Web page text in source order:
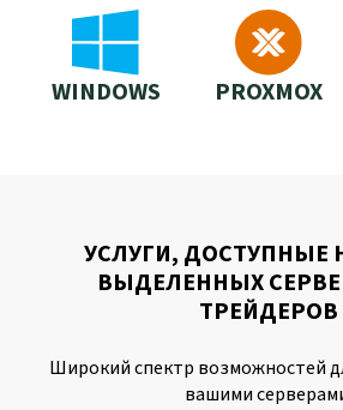
WINDOWS PROXMOX
УСЛУГИ, ДОСТУПНЫЕ
ВЫДЕЛЕННЫХ
ТРЕЙДЕРОВ
Широкий спектр возможностей
вашими